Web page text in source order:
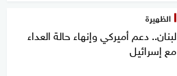
الظهيرة
لبنان.. دعم أميركي وإنهاء حالة العداء
مع إسرائيل